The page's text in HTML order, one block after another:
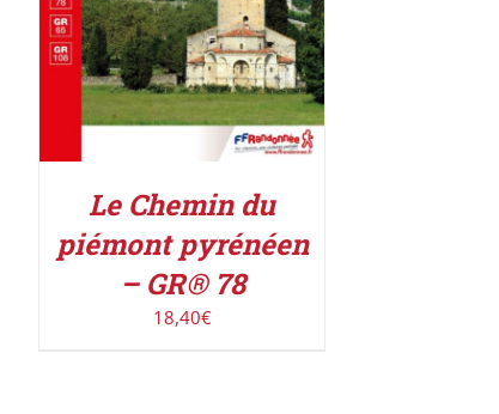
Le Chemin du
piémont pyrénéen
– GR® 78
18,40€